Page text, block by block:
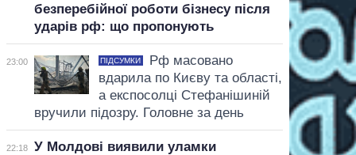
безперебійної роботи бізнесу після
ударів рф: що пропонують
23:00 ПІДСУМКИ
Рф масовано
вдарила по Києву та області,
а експосолці Стефанішиній
вручили підозру. Головне за день
22:18
У Молдові виявили уламки